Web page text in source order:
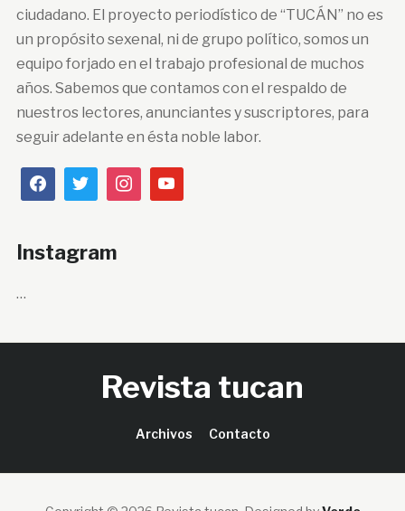
ciudadano. El proyecto periodístico de “TUCÁN” no es
un propósito sexenal, ni de grupo político, somos un
equipo forjado en el trabajo profesional de muchos
años. Sabemos que contamos con el respaldo de
nuestros lectores, anunciantes y suscriptores, para
seguir adelante en ésta noble labor.
Instagram
…
Revista tucan
Archivos Contacto